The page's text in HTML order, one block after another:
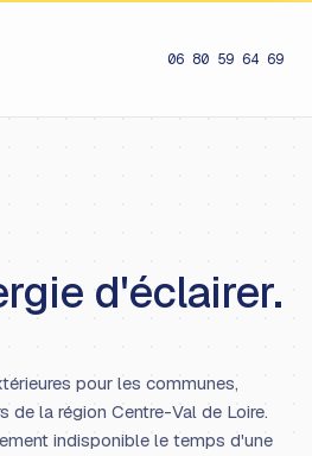
06 80 59 64 69
d'éclairer.
pour les communes,
de la région Centre-Val de Loire.
indisponible le temps d'une